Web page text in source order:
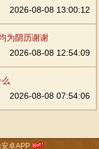
2026-08-08 13:00:12
为阴历谢谢
2026-08-08 12:54:09
2026-08-08 07:54:06
卓APP